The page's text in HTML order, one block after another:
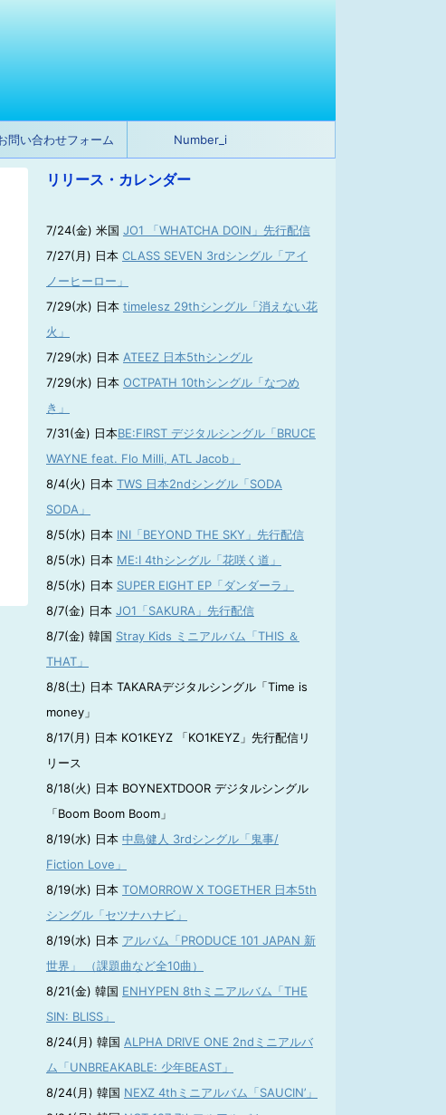
問い合わせフォーム Number_i
リリース・カレンダー
7/24(金) 米国 JO1 「WHATCHA DOIN」先行配信
7/27(月) 日本 CLASS SEVEN 3rdシングル「アイ
ノーヒーロー」
7/29(水) 日本 timelesz 29thシングル「消えない花
火」
7/29(水) 日本 ATEEZ 日本5thシングル
7/29(水) 日本 OCTPATH 10thシングル「なつめ
き」
7/31(金) 日本BE:FIRST デジタルシングル「BRUCE
WAYNE feat. Flo Milli, ATL Jacob」
8/4(火) 日本 TWS 日本2ndシングル「SODA
SODA」
8/5(水) 日本 INI「BEYOND THE SKY」先行配信
8/5(水) 日本 ME:I 4thシングル「花咲く道」
8/5(水) 日本 SUPER EIGHT EP「ダンダーラ」
8/7(金) 日本 JO1「SAKURA」先行配信
8/7(金) 韓国 Stray Kids ミニアルバム「THIS ＆
THAT」
8/8(土) 日本 TAKARAデジタルシングル「Time is
money」
8/17(月) 日本 KO1KEYZ 「KO1KEYZ」先行配信リ
リース
8/18(火) 日本 BOYNEXTDOOR デジタルシングル
「Boom Boom Boom」
8/19(水) 日本 中島健人 3rdシングル「鬼事/
Fiction Love」
8/19(水) 日本 TOMORROW X TOGETHER 日本5th
シングル「セツナハナビ」
8/19(水) 日本 アルバム「PRODUCE 101 JAPAN 新
世界」 （課題曲など全10曲）
8/21(金) 韓国 ENHYPEN 8thミニアルバム「THE
SIN: BLISS」
8/24(月) 韓国 ALPHA DRIVE ONE 2ndミニアルバ
ム「UNBREAKABLE: 少年BEAST」
8/24(月) 韓国 NEXZ 4thミニアルバム「SAUCIN’」